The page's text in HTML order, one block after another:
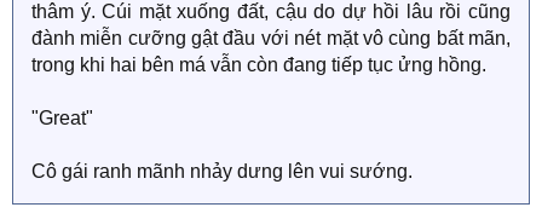
thâm ý. Cúi mặt xuống đất, cậu do dự hồi lâu rồi cũng
đành miễn cưỡng gật đầu với nét mặt vô cùng bất mãn,
trong khi hai bên má vẫn còn đang tiếp tục ửng hồng.
"Great"
Cô gái ranh mãnh nhảy dưng lên vui sướng.